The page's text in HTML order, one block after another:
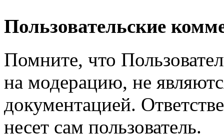
Пользовательские
Помните, что
на модерацию, не
документацией.
несет сам пользователь.